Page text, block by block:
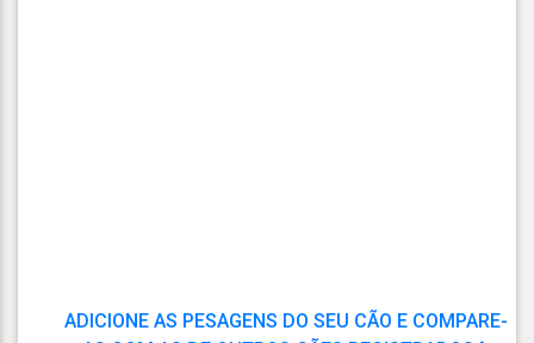
ADICIONE AS PESAGENS DO SEU CÃO E COMPARE-